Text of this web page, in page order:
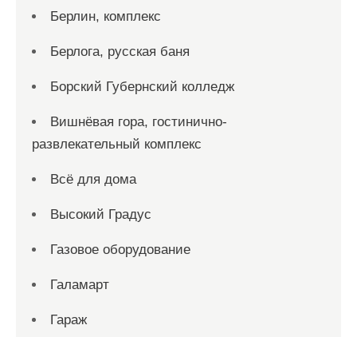
Берлин, комплекс
Берлога, русская баня
Борский Губернский колледж
Вишнёвая гора, гостинично-
развлекательный комплекс
Всё для дома
Высокий Градус
Газовое оборудование
Галамарт
Гараж